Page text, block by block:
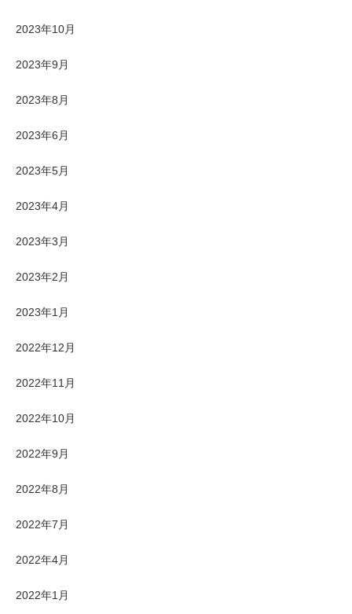
2023年10月
2023年9月
2023年8月
2023年6月
2023年5月
2023年4月
2023年3月
2023年2月
2023年1月
2022年12月
2022年11月
2022年10月
2022年9月
2022年8月
2022年7月
2022年4月
2022年1月